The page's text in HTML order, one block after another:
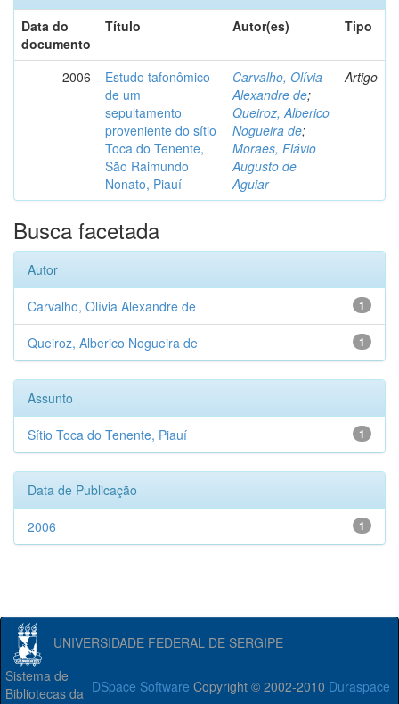
Data do
documento
Título Autor(es) Tipo
2006
Estudo tafonômico
de um
sepultamento
proveniente do sítio
Toca do Tenente,
São Raimundo
Nonato, Piauí
Carvalho, Olívia
Alexandre de;
Queiroz, Alberico
Nogueira de;
Moraes, Flávio
Augusto de
Aguiar
Artigo
Busca facetada
Autor
1
Carvalho, Olívia Alexandre de
1
Queiroz, Alberico Nogueira de
Assunto
1
Sítio Toca do Tenente, Piauí
Data de Publicação
1
2006
UNIVERSIDADE FEDERAL DE SERGIPE
DSpace Software Copyright © 2002-2010 Duraspace
Sistema de
Bibliotecas da